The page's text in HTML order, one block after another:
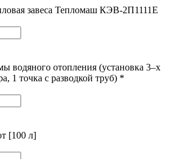
завеса Тепломаш КЭВ-2П1111Е
водяного отопления (установка 3–х
1 точка с разводкой труб) *
[100 л]